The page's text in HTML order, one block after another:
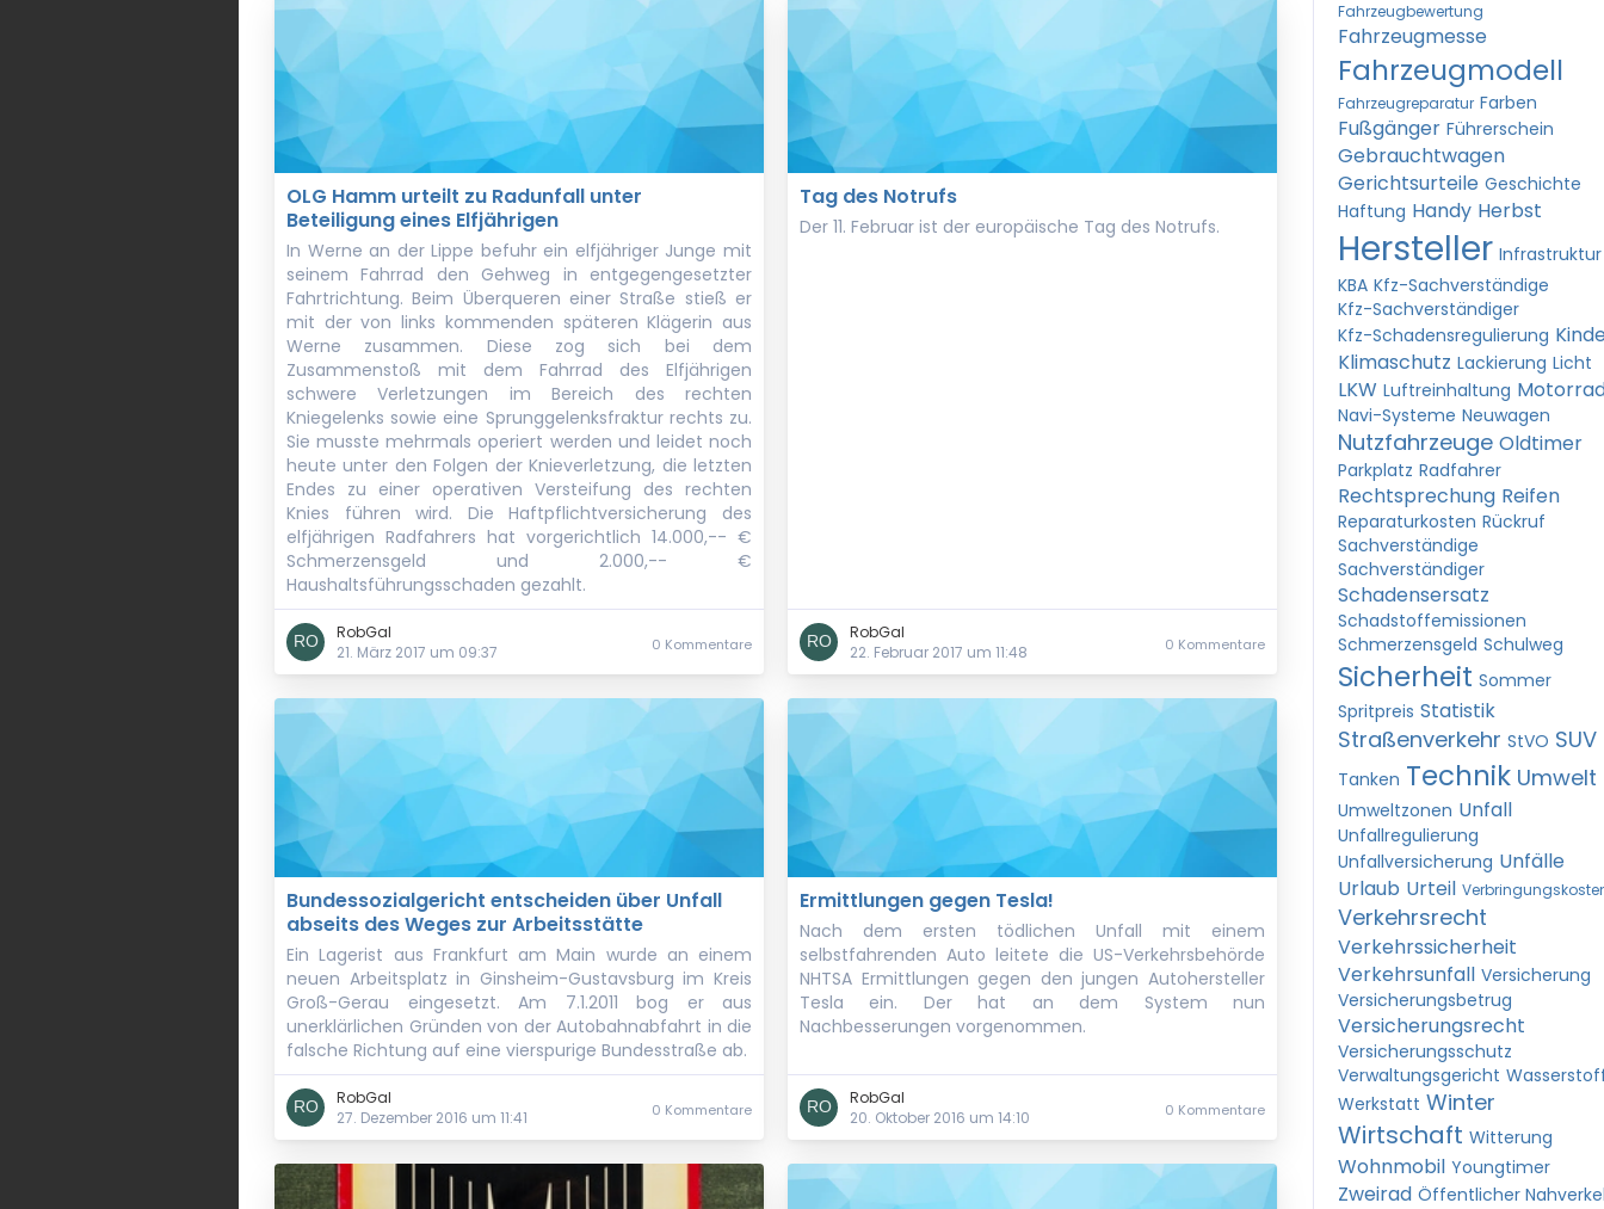
OLG Hamm urteilt zu Radunfall unter
Beteiligung eines Elfjährigen
In Werne an der Lippe befuhr ein elfjähriger Junge mit
seinem Fahrrad den Gehweg in entgegengesetzter
Fahrtrichtung. Beim Überqueren einer Straße stieß er
mit der von links kommenden späteren Klägerin aus
Werne zusammen. Diese zog sich bei dem
Zusammenstoß mit dem Fahrrad des Elfjährigen
schwere Verletzungen im Bereich des rechten
Kniegelenks sowie eine Sprunggelenksfraktur rechts zu.
Sie musste mehrmals operiert werden und leidet noch
heute unter den Folgen der Knieverletzung, die letzten
Endes zu einer operativen Versteifung des rechten
Knies führen wird. Die Haftpflichtversicherung des
elfjährigen Radfahrers hat vorgerichtlich 14.000,-- €
Schmerzensgeld und 2.000,-- €
Haushaltsführungsschaden gezahlt.
RobGal
21. März 2017 um 09:37
0 Kommentare
Tag des Notrufs
Der 11. Februar ist der europäische Tag des Notrufs.
RobGal
22. Februar 2017 um 11:48
0 Kommentare
Bundessozialgericht entscheiden über Unfall
abseits des Weges zur Arbeitsstätte
Ein Lagerist aus Frankfurt am Main wurde an einem
neuen Arbeitsplatz in Ginsheim-Gustavsburg im Kreis
Groß-Gerau eingesetzt. Am 7.1.2011 bog er aus
unerklärlichen Gründen von der Autobahnabfahrt in die
falsche Richtung auf eine vierspurige Bundesstraße ab.
RobGal
27. Dezember 2016 um 11:41
0 Kommentare
Ermittlungen gegen Tesla!
Nach dem ersten tödlichen Unfall mit einem
selbstfahrenden Auto leitete die US-Verkehrsbehörde
NHTSA Ermittlungen gegen den jungen Autohersteller
Tesla ein. Der hat an dem System nun
Nachbesserungen vorgenommen.
RobGal
20. Oktober 2016 um 14:10
0 Kommentare
Fahrzeugbewertung
Fahrzeugmesse
Fahrzeugmodell
Fahrzeugreparatur Farben
Fußgänger Führerschein
Gebrauchtwagen
Gerichtsurteile Geschichte
Haftung Handy Herbst
Hersteller Infrastruktur
KBA Kfz-Sachverständige
Kfz-Sachverständiger
Kfz-Schadensregulierung
Klimaschutz Lackierung Licht
LKW Luftreinhaltung
Navi-Systeme Neuwagen
Nutzfahrzeuge Oldtimer
Parkplatz Radfahrer
Rechtsprechung Reifen
Reparaturkosten Rückruf
Sachverständige
Sachverständiger
Schadensersatz
Schadstoffemissionen
Schmerzensgeld Schulweg
Sicherheit Sommer
Spritpreis Statistik
Straßenverkehr StVO SUV
Tanken Technik Umwelt
Umweltzonen Unfall
Unfallregulierung
Unfallversicherung Unfälle
Urlaub Urteil
Verkehrsrecht
Verkehrssicherheit
Verkehrsunfall Versicherung
Versicherungsbetrug
Versicherungsrecht
Versicherungsschutz
Verwaltungsgericht
Werkstatt Winter
Wirtschaft Witterung
Wohnmobil Youngtimer
Zweirad Öffentlicher